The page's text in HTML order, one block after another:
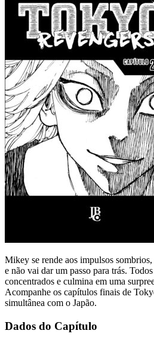
Mikey se rende aos impulsos
e não vai dar um passo para trás.
concentrados e culmina em uma
Acompanhe os capítulos finais de
simultânea com o Japão.
Dados do Capítulo